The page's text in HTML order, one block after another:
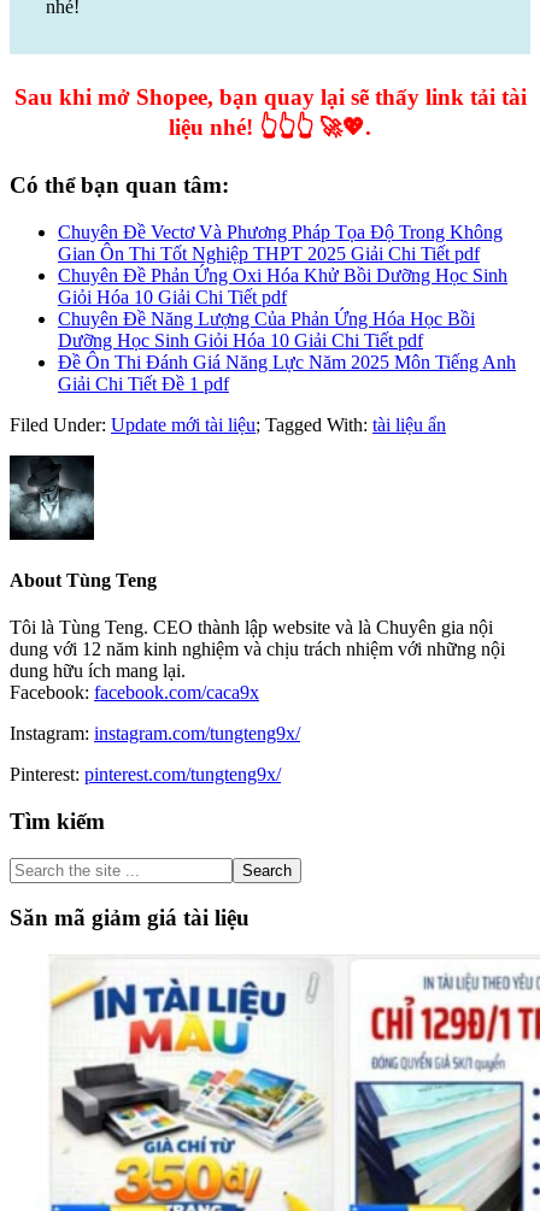
nhé!
Sau khi mở Shopee, bạn quay lại sẽ thấy link tải tài
liệu nhé! 👆👆👆 🚀💖.
Có thể bạn quan tâm:
Chuyên Đề Vectơ Và Phương Pháp Tọa Độ Trong Không
Gian Ôn Thi Tốt Nghiệp THPT 2025 Giải Chi Tiết pdf
Chuyên Đề Phản Ứng Oxi Hóa Khử Bồi Dưỡng Học Sinh
Giỏi Hóa 10 Giải Chi Tiết pdf
Chuyên Đề Năng Lượng Của Phản Ứng Hóa Học Bồi
Dưỡng Học Sinh Giỏi Hóa 10 Giải Chi Tiết pdf
Đề Ôn Thi Đánh Giá Năng Lực Năm 2025 Môn Tiếng Anh
Giải Chi Tiết Đề 1 pdf
Filed Under: Update mới tài liệu; Tagged With: tài liệu ẩn
About Tùng Teng
Tôi là Tùng Teng. CEO thành lập website và là Chuyên gia nội
dung với 12 năm kinh nghiệm và chịu trách nhiệm với những nội
dung hữu ích mang lại.
Facebook: facebook.com/caca9x
Instagram: instagram.com/tungteng9x/
Pinterest: pinterest.com/tungteng9x/
Primary
Sidebar
Tìm kiếm
Search
the
site
...
Săn mã giảm giá tài liệu